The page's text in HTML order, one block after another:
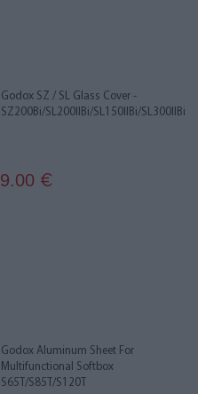
Godox SZ / SL Glass Cover -
SZ200Bi/SL200IIBi/SL150IIBi/SL300IIBi
9.00 €
Godox Aluminum Sheet For
Multifunctional Softbox
S65T/S85T/S120T